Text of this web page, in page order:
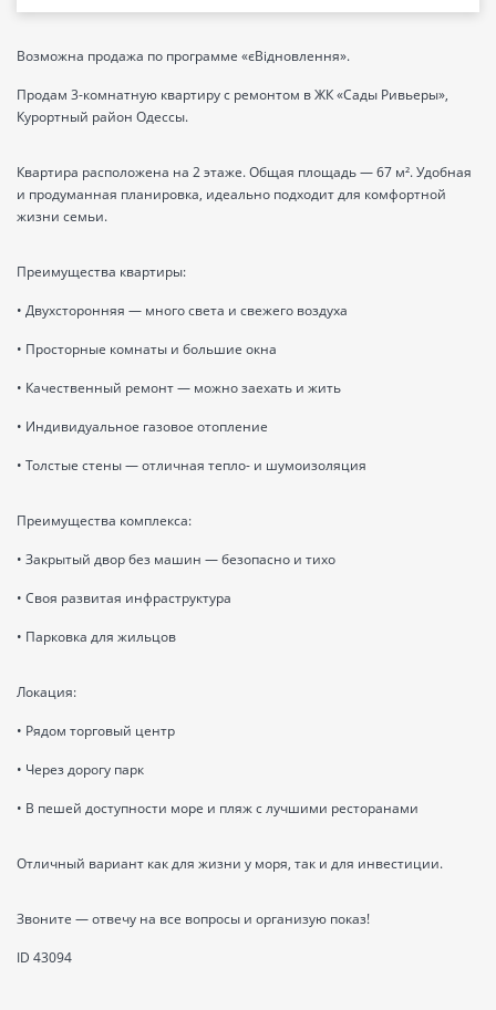
Возможна продажа по программе «єВідновлення».
Продам 3-комнатную квартиру с ремонтом в ЖК «Сады Ривьеры»,
Курортный район Одессы.
Квартира расположена на 2 этаже. Общая площадь — 67 м². Удобная
и продуманная планировка, идеально подходит для комфортной
жизни семьи.
Преимущества квартиры:
• Двухсторонняя — много света и свежего воздуха
• Просторные комнаты и большие окна
• Качественный ремонт — можно заехать и жить
• Индивидуальное газовое отопление
• Толстые стены — отличная тепло- и шумоизоляция
Преимущества комплекса:
• Закрытый двор без машин — безопасно и тихо
• Своя развитая инфраструктура
• Парковка для жильцов
Локация:
• Рядом торговый центр
• Через дорогу парк
• В пешей доступности море и пляж с лучшими ресторанами
Отличный вариант как для жизни у моря, так и для инвестиции.
Звоните — отвечу на все вопросы и организую показ!
ID 43094